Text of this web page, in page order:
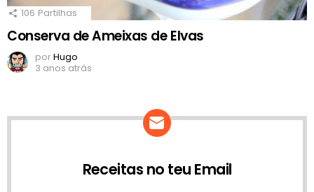
106 Partilhas
Conserva de Ameixas de Elvas
porHugo
3 anos atrás
Receitas no teu Email